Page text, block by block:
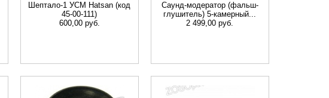
Шептало-1 УСМ Hatsan (код
45-00-111)
600,00 руб.
Саунд-модератор (фальш-
глушитель) 5-камерный...
2 499,00 руб.